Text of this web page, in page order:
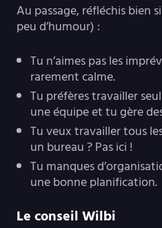
Au passage, réfléchis bien
peu d’humour) :
Tu n’aimes pas les
rarement calme.
Tu préfères travailler
une équipe et tu gère
Tu veux travailler tous
un bureau ? Pas ici !
Tu manques
une bonne planification.
Le conseil Wilbi